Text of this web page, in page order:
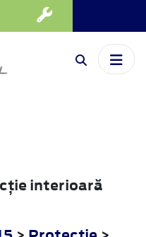
interioară